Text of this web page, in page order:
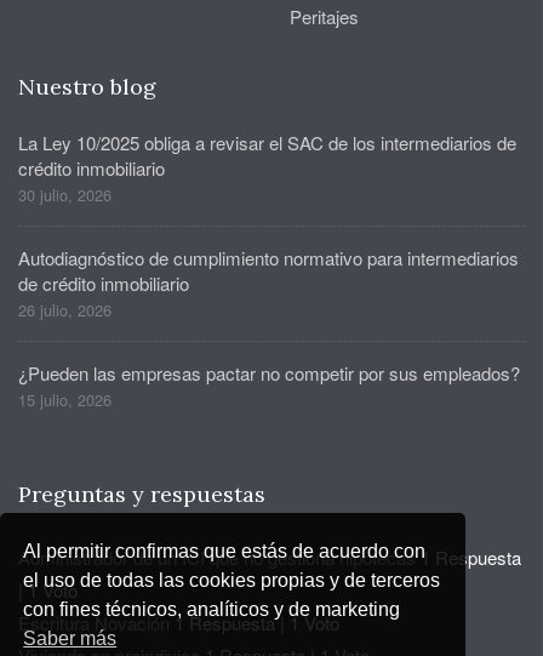
Al permitir confirmas que estás de acuerdo con
el uso de todas las cookies propias y de terceros
con fines técnicos, analíticos y de marketing
Saber más
Peritajes
Nuestro blog
La Ley 10/2025 obliga a revisar el SAC de los intermediarios de
crédito inmobiliario
30 julio, 2026
Autodiagnóstico de cumplimiento normativo para intermediarios
de crédito inmobiliario
26 julio, 2026
¿Pueden las empresas pactar no competir por sus empleados?
15 julio, 2026
Preguntas y respuestas
Administrador de un ICI que no gestiona hipotecas 1 Respuesta
|1 Voto
Escritura Novación1 Respuesta| 1 Voto